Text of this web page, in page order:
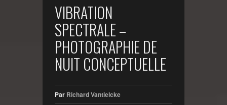
VIBRATION
SPECTRALE –
PHOTOGRAPHIE DE
NUIT CONCEPTUELLE
Par Richard Vantielcke